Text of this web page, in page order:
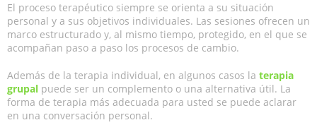
El proceso terapéutico siempre se orienta a su situación
personal y a sus objetivos individuales. Las sesiones ofrecen un
marco estructurado y, al mismo tiempo, protegido, en el que se
acompañan paso a paso los procesos de cambio.
Además de la terapia individual, en algunos casos la terapia
grupal puede ser un complemento o una alternativa útil. La
forma de terapia más adecuada para usted se puede aclarar
en una conversación personal.